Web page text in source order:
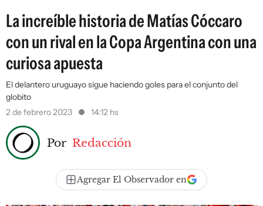
La increíble historia de Matías Cóccaro
con un rival en la Copa Argentina con una
curiosa apuesta
El delantero uruguayo sigue haciendo goles para el conjunto del
globito
2 de febrero 2023
14:12 hs
Por Redacción
Agregar El Observador en